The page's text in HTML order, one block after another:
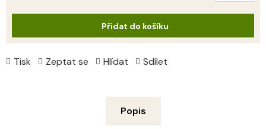
Tisk Zeptat se Hlídat Sdílet
Přidat do košíku
Popis